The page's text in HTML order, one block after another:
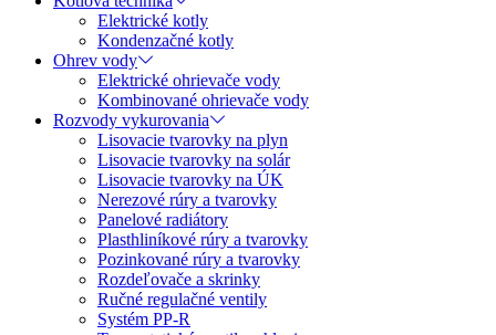
Elektrické kotly
Kondenzačné kotly
Ohrev vody
Elektrické ohrievače vody
Kombinované ohrievače vody
Rozvody vykurovania
Lisovacie tvarovky na plyn
Lisovacie tvarovky na solár
Lisovacie tvarovky na ÚK
Nerezové rúry a tvarovky
Panelové radiátory
Plasthliníkové rúry a tvarovky
Pozinkované rúry a tvarovky
Rozdeľovače a skrinky
Ručné regulačné ventily
Systém PP-R